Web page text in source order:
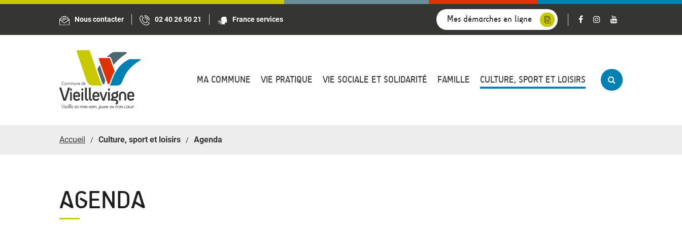
Nous contacter 02 40 26 50 21 France services Mes démarches en ligne
MA COMMUNE VIE PRATIQUE VIE SOCIALE ET SOLIDARITÉ FAMILLE CULTURE, SPORT ET LOISIRS
Accueil Culture, sport et loisirs Agenda
AGENDA
Panneau de gestion des cookies